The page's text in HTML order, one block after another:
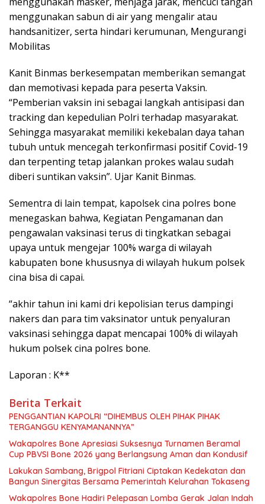
menggunakan sabun di air yang mengalir atau
handsanitizer, serta hindari kerumunan, Mengurangi
Mobilitas
Kanit Binmas berkesempatan memberikan semangat
dan memotivasi kepada para peserta Vaksin.
“Pemberian vaksin ini sebagai langkah antisipasi dan
tracking dan kepedulian Polri terhadap masyarakat.
Sehingga masyarakat memiliki kekebalan daya tahan
tubuh untuk mencegah terkonfirmasi positif Covid-19
dan terpenting tetap jalankan prokes walau sudah
diberi suntikan vaksin”. Ujar Kanit Binmas.
Sementra di lain tempat, kapolsek cina polres bone
menegaskan bahwa, Kegiatan Pengamanan dan
pengawalan vaksinasi terus di tingkatkan sebagai
upaya untuk mengejar 100% warga di wilayah
kabupaten bone khususnya di wilayah hukum polsek
cina bisa di capai.
“akhir tahun ini kami dri kepolisian terus dampingi
nakers dan para tim vaksinator untuk penyaluran
vaksinasi sehingga dapat mencapai 100% di wilayah
hukum polsek cina polres bone.
Laporan : K**
Berita Terkait
PENGGANTIAN KAPOLRI “DIHEMBUS OLEH PIHAK PIHAK
TERGANGGU KENYAMANANNYA”
Wakapolres Bone Apresiasi Suksesnya Turnamen Beramal
Cup PBVSI Bone 2026 yang Berlangsung Aman dan Kondusif
Lakukan Sambang, Brigpol Fitriani Ciptakan Kedekatan dan
Bangun Sinergitas Bersama Pemerintah Kelurahan Tokaseng
Wakapolres Bone Hadiri Pelepasan Lomba Gerak Jalan Indah